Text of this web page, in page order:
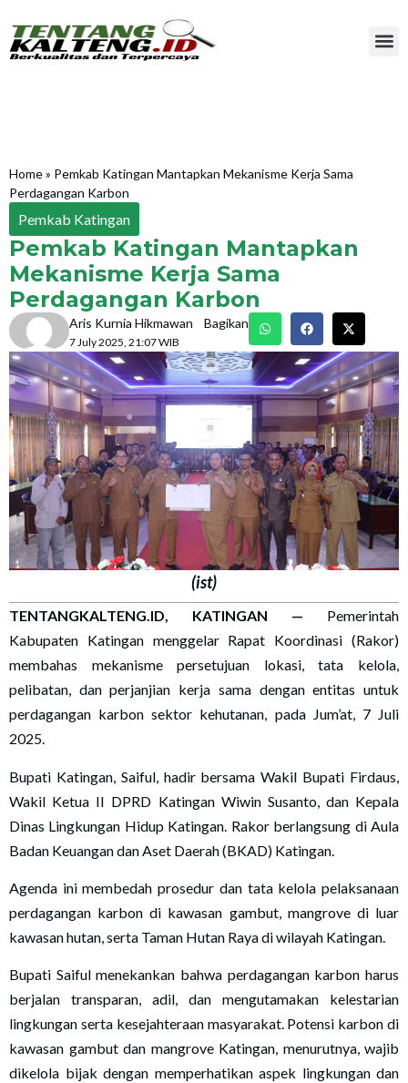
Home» Pemkab Katingan Mantapkan Mekanisme Kerja Sama
Perdagangan Karbon
Pemkab Katingan
Pemkab Katingan Mantapkan
Mekanisme Kerja Sama
Perdagangan Karbon
Aris Kurnia Hikmawan
7 July 2025, 21:07 WIB
Bagikan
(ist)
TENTANGKALTENG.ID, KATINGAN — Pemerintah
Kabupaten Katingan menggelar Rapat Koordinasi (Rakor)
membahas mekanisme persetujuan lokasi, tata kelola,
pelibatan, dan perjanjian kerja sama dengan entitas untuk
perdagangan karbon sektor kehutanan, pada Jum’at, 7 Juli
2025.
Bupati Katingan, Saiful, hadir bersama Wakil Bupati Firdaus,
Wakil Ketua II DPRD Katingan Wiwin Susanto, dan Kepala
Dinas Lingkungan Hidup Katingan. Rakor berlangsung di Aula
Badan Keuangan dan Aset Daerah (BKAD) Katingan.
Agenda ini membedah prosedur dan tata kelola pelaksanaan
perdagangan karbon di kawasan gambut, mangrove di luar
kawasan hutan, serta Taman Hutan Raya di wilayah Katingan.
Bupati Saiful menekankan bahwa perdagangan karbon harus
berjalan transparan, adil, dan mengutamakan kelestarian
lingkungan serta kesejahteraan masyarakat. Potensi karbon di
kawasan gambut dan mangrove Katingan, menurutnya, wajib
dikelola bijak dengan memperhatikan aspek lingkungan dan